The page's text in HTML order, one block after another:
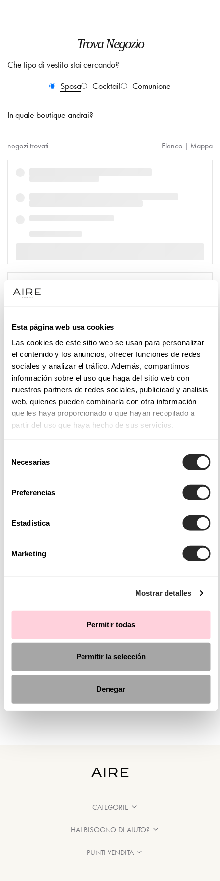
Esta página web usa cookies
Las cookies de este sitio web se usan para personalizar
el contenido y los anuncios, ofrecer funciones de redes
sociales y analizar el tráfico. Además, compartimos
información sobre el uso que haga del sitio web con
nuestros partners de redes sociales, publicidad y análisis
web, quienes pueden combinarla con otra información
que les haya proporcionado o que hayan recopilado a
partir del uso que haya hecho de sus servicios.
Necesarias
Preferencias
Estadística
Marketing
Mostrar detalles
Permitir todas
Permitir la selección
Denegar
Trova Negozio
Che tipo di vestito stai cercando?
Sposa
Cocktail Comunione
In quale boutique andrai?
negozi trovati Elenco | Mappa
CATEGORIE
HAI BISOGNO DI AIUTO?
PUNTI VENDITA